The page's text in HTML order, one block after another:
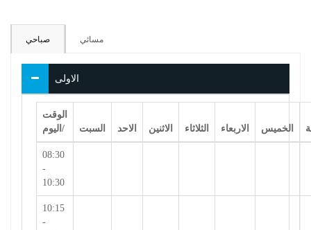
صباحي مسائي
الاولى
الوقت
/اليوم
السبت الاحد الاثنين الثلاثاء الاربعاء الخميس
08:30
-
10:30
10:15
-